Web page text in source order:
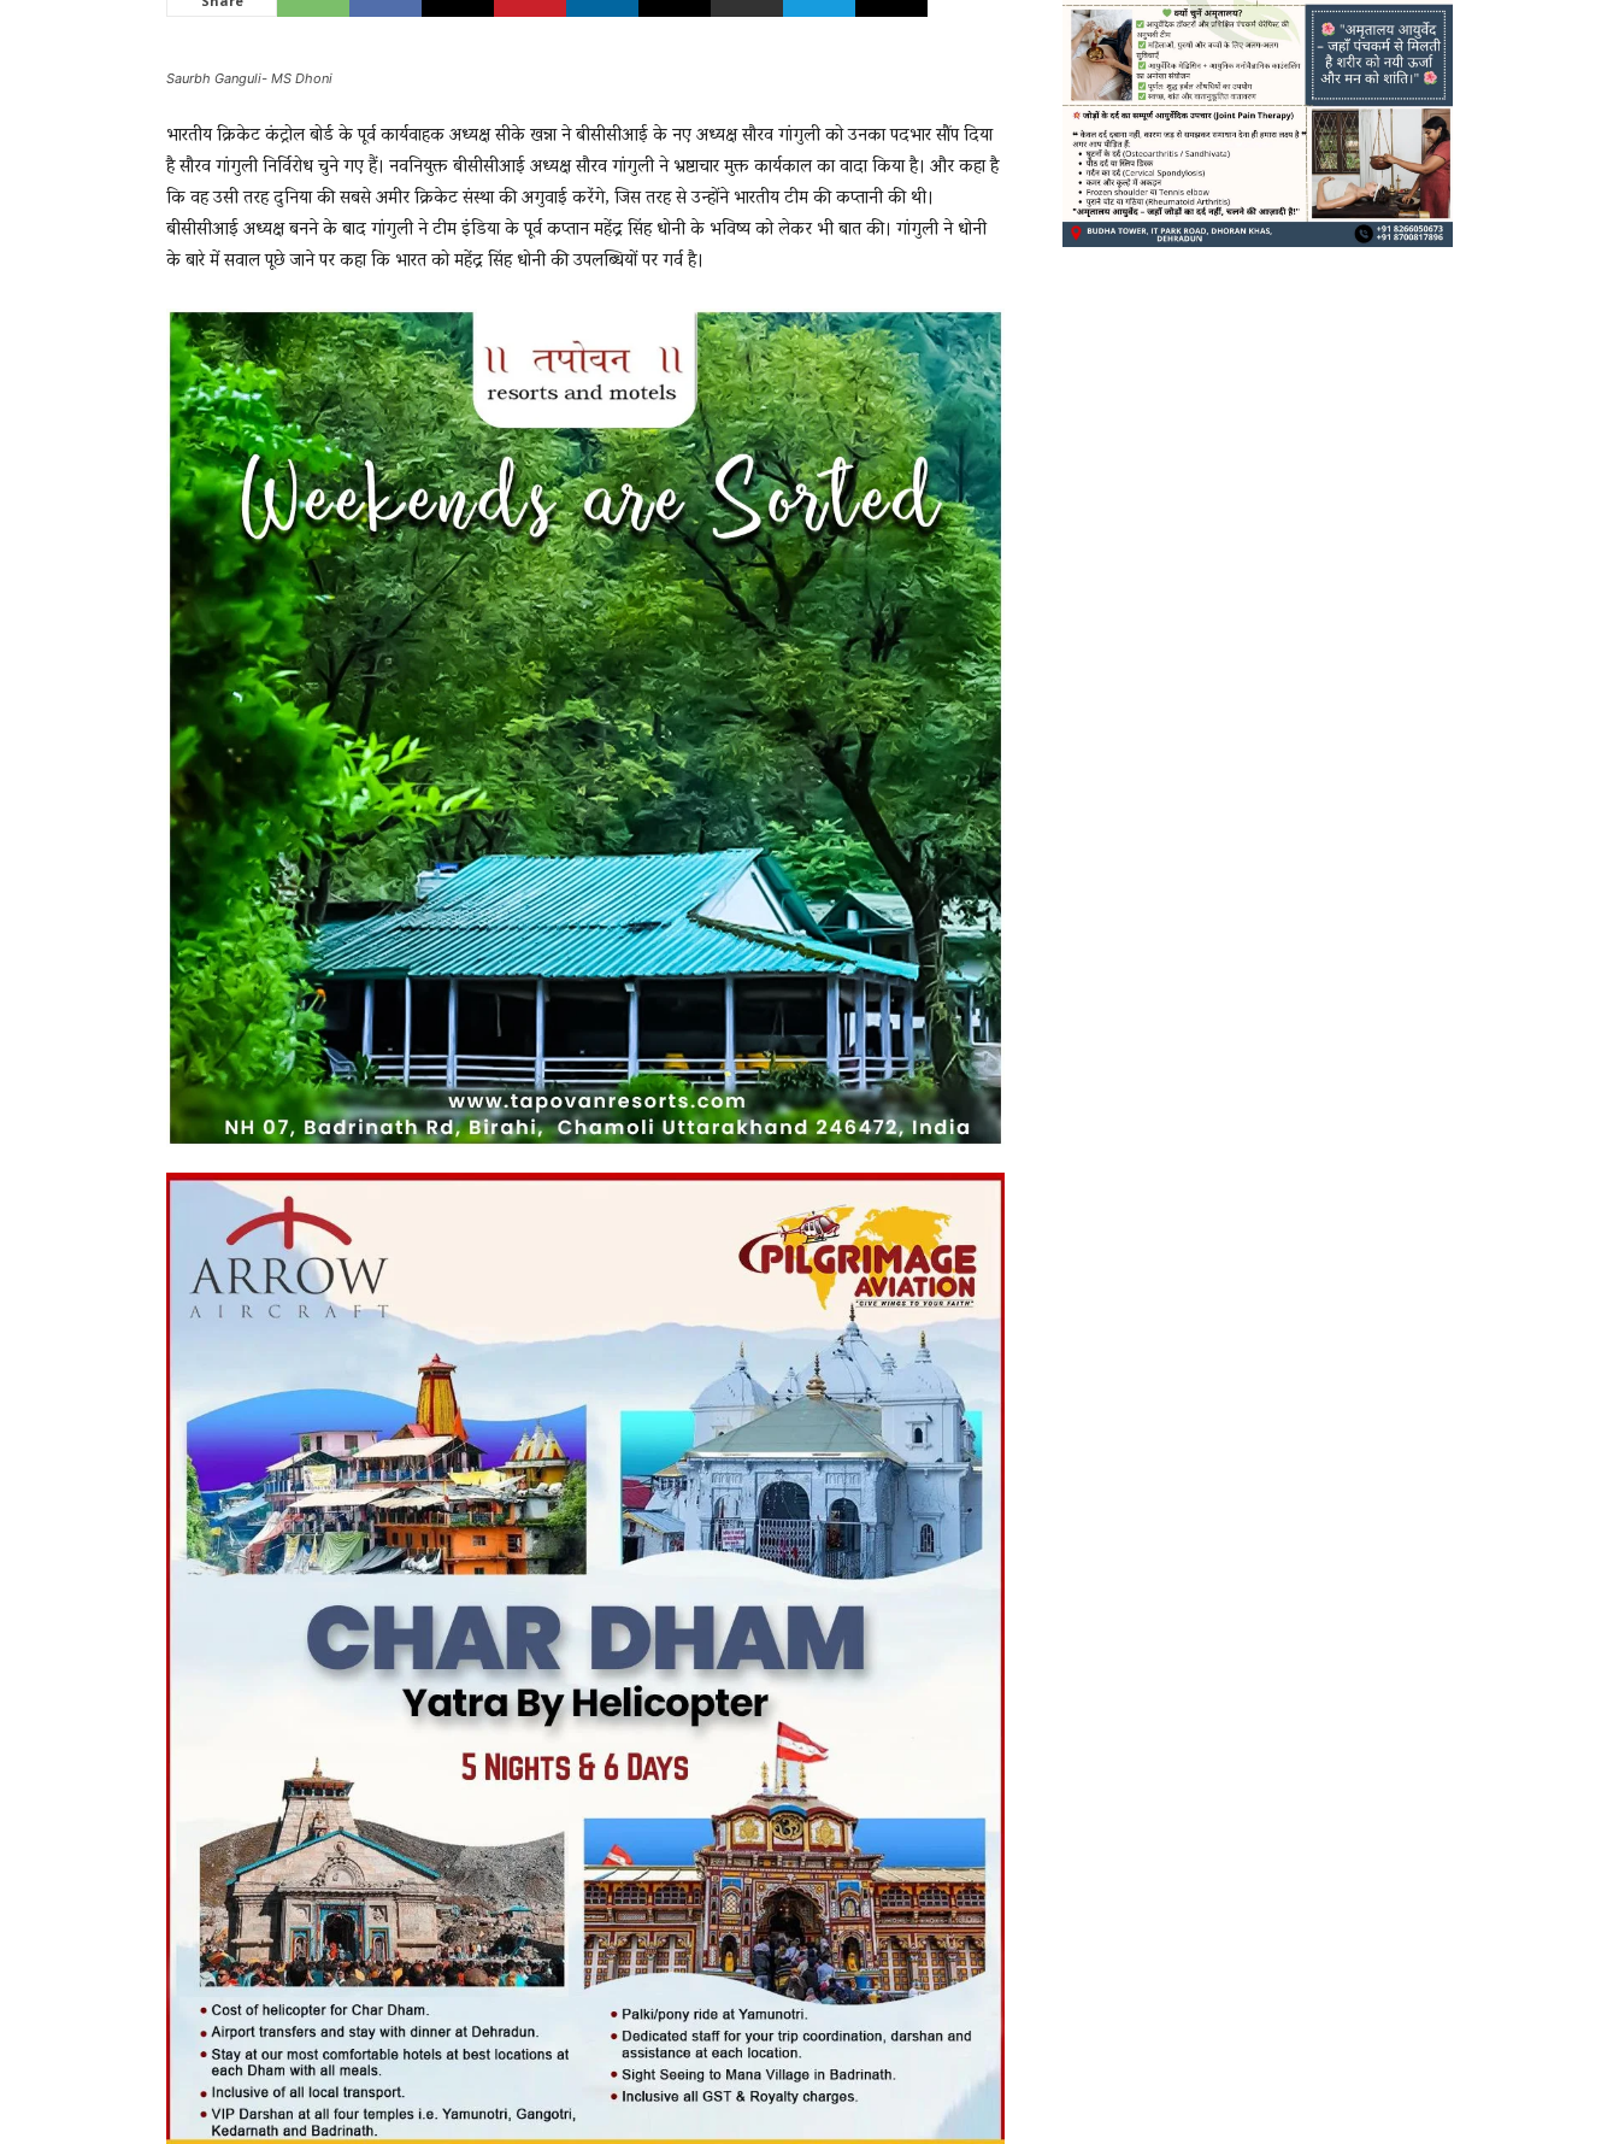
LIVE
Saurbh Ganguli- MS Dhoni
भारतीय क्रिकेट कंट्रोल बोर्ड के पूर्व कार्यवाहक अध्यक्ष सीके खन्ना ने बीसीसीआई के नए अध्यक्ष सौरव गांगुली को उनका पदभार सौंप दिया
है सौरव गांगुली निर्विरोध चुने गए हैं। नवनियुक्त बीसीसीआई अध्यक्ष सौरव गांगुली ने भ्रष्टाचार मुक्त कार्यकाल का वादा किया है। और कहा है
कि वह उसी तरह दुनिया की सबसे अमीर क्रिकेट संस्था की अगुवाई करेंगे, जिस तरह से उन्होंने भारतीय टीम की कप्तानी की थी।
बीसीसीआई अध्यक्ष बनने के बाद गांगुली ने टीम इंडिया के पूर्व कप्तान महेंद्र सिंह धोनी के भविष्य को लेकर भी बात की। गांगुली ने धोनी
के बारे में सवाल पूछे जाने पर कहा कि भारत को महेंद्र सिंह धोनी की उपलब्धियों पर गर्व है।